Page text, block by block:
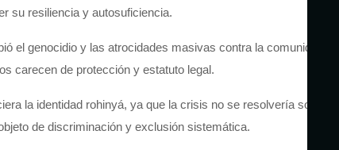
su resiliencia y autosuficiencia.
el genocidio y las atrocidades masivas contra la comunidad
carecen de protección y estatuto legal.
la identidad rohinyá, ya que la crisis no se resolvería solo
de discriminación y exclusión sistemática.